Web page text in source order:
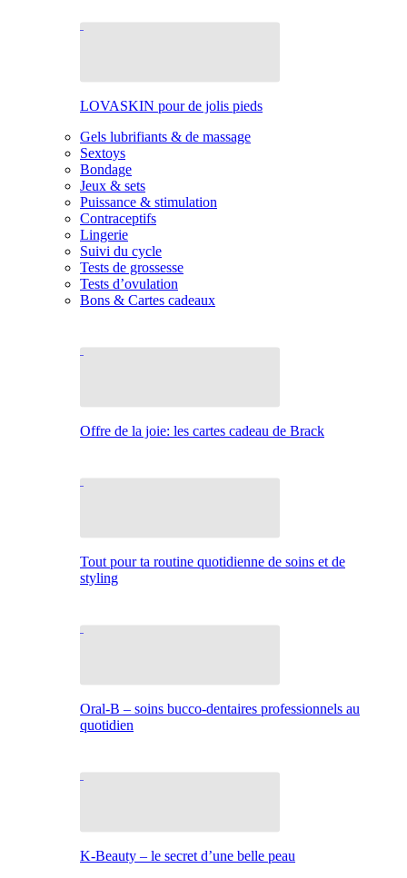
LOVASKIN pour de jolis pieds
Gels lubrifiants & de massage
Sextoys
Bondage
Jeux & sets
Puissance & stimulation
Contraceptifs
Lingerie
Suivi du cycle
Tests de grossesse
Tests d’ovulation
Bons & Cartes cadeaux
Offre de la joie: les cartes cadeau de Brack
Tout pour ta routine quotidienne de soins et de
styling
Oral-B – soins bucco-dentaires professionnels au
quotidien
K-Beauty – le secret d’une belle peau